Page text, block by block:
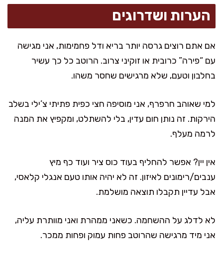
הערות ושדרוגים
אם אתם רוצים גרסה יותר בריא ודל פחמימות, אני מגישה
עם “פירה” כרובית או זוקיני צרוב. הרוטב כל כך עשיר
בחלבון וטעם, שלא מרגישים שחסר משהו.
למי שאוהב חרפרף, אני מוסיפה חצי כפית פתיתי צ’ילי בשלב
הירקות. זה נותן חום עדין, בלי להשתלט, ומקפיץ את המנה
לרמה מעלף.
אין יין? אפשר להחליף בעוד כוס ציר ועוד כף מיץ
ענבים/רימונים לאיזון. זה לא יהיה אותו טעם אנגלי קלאסי,
אבל עדיין תקבלו תוצאה מושלמת.
לא לדלג על ההשחמה. כשאני ממהרת ואני מוותרת עליה,
אני מיד מרגישה שהרוטב פחות עמוק ופחות ממכר.